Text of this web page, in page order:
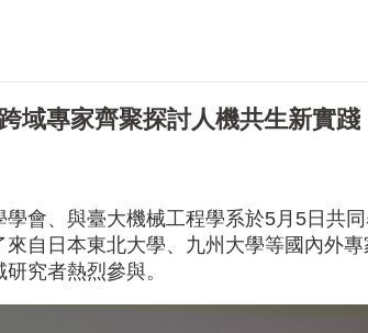
專家齊聚探討人機共生新實踐
會、與臺大機械工程學系於5月5日共
自日本東北大學、九州大學等國內外
究者熱烈參與。